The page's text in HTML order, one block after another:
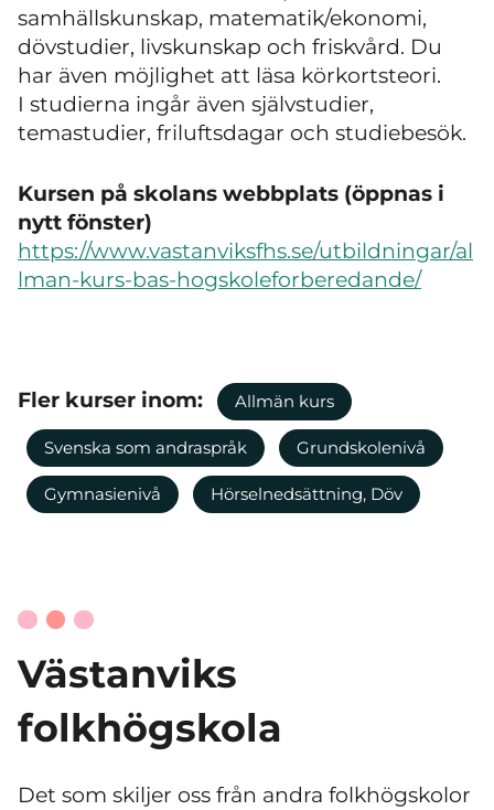
samhällskunskap, matematik/ekonomi,
dövstudier, livskunskap och friskvård. Du
har även möjlighet att läsa körkortsteori.
I studierna ingår även självstudier,
temastudier, friluftsdagar och studiebesök.
Kursen på skolans webbplats (öppnas i
nytt fönster)
https://www.vastanviksfhs.se/utbildningar/al
lman-kurs-bas-hogskoleforberedande/
Fler kurser inom: Allmän kurs
Svenska som andraspråk Grundskolenivå
Gymnasienivå Hörselnedsättning, Döv
Västanviks
folkhögskola
Det som skiljer oss från andra folkhögskolor